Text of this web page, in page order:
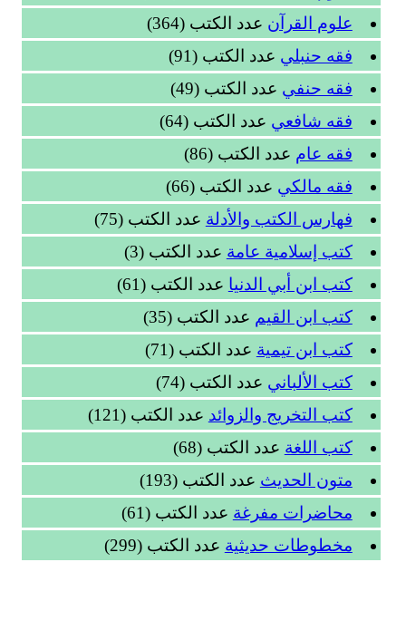
علوم القرآن عدد الكتب (364)
فقه حنبلي عدد الكتب (91)
فقه حنفي عدد الكتب (49)
فقه شافعي عدد الكتب (64)
فقه عام عدد الكتب (86)
فقه مالكي عدد الكتب (66)
فهارس الكتب والأدلة عدد الكتب (75)
كتب إسلامية عامة عدد الكتب (3)
كتب ابن أبي الدنيا عدد الكتب (61)
كتب ابن القيم عدد الكتب (35)
كتب ابن تيمية عدد الكتب (71)
كتب الألباني عدد الكتب (74)
كتب التخريج والزوائد عدد الكتب (121)
كتب اللغة عدد الكتب (68)
متون الحديث عدد الكتب (193)
محاضرات مفرغة عدد الكتب (61)
مخطوطات حديثية عدد الكتب (299)